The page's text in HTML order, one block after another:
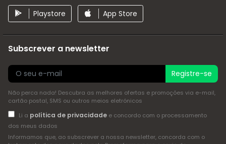
Playstore App Store
Subscrever a newsletter
Registre-se
Não perca nada! Descubra as melhores ofertas e promoções via e-mail,
cartão postal, SMS ou outros meios eletrónicos
Li a política de privacidadee concordo com o processamento
dos meus dados
Informamos que, ao subscrever a nossa newsletter, concorda com o